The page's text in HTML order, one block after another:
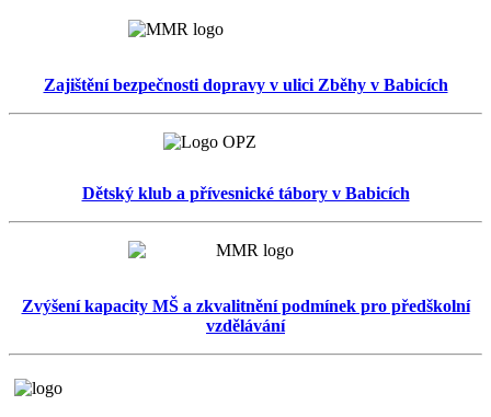
Zajištění bezpečnosti dopravy v ulici Zběhy v Babicích
Dětský klub a přívesnické tábory v Babicích
Zvýšení kapacity MŠ a zkvalitnění podmínek pro předškolní
vzdělávání